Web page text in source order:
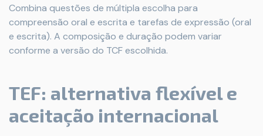
Combina questões de múltipla escolha para
compreensão oral e escrita e tarefas de expressão (oral
e escrita). A composição e duração podem variar
conforme a versão do TCF escolhida.
TEF: alternativa flexível e
aceitação internacional